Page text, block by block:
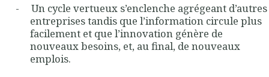
-
Un cycle vertueux s’enclenche agrégeant d’autres
entreprises tandis que l’information circule plus
facilement et que l’innovation génère de
nouveaux besoins, et, au final, de nouveaux
emplois.